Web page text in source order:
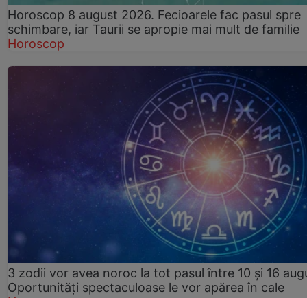
Horoscop 8 august 2026. Fecioarele fac pasul spre
schimbare, iar Taurii se apropie mai mult de familie
Horoscop
3 zodii vor avea noroc la tot pasul între 10 și 16
Oportunități spectaculoase le vor apărea în cale